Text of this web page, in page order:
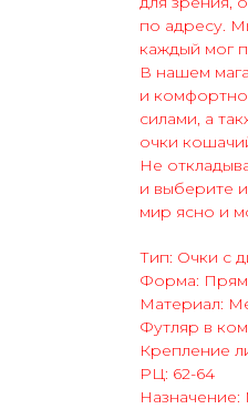
по адресу.
каждый мог
В нашем
и
силами, а
очки
Не
и выберите
мир ясно и
Тип: Очки с
Форма:
Материал:
Футляр в
Крепление
РЦ: 62-64